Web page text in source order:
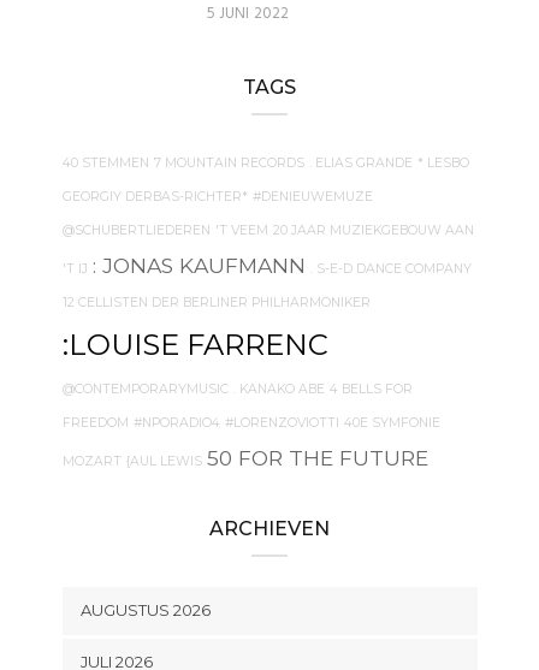
5 JUNI 2022
TAGS
40 STEMMEN 7 MOUNTAIN RECORDS . ELIAS GRANDE * LESBO
GEORGIY DERBAS-RICHTER* #DENIEUWEMUZE
@SCHUBERTLIEDEREN 'T VEEM 20 JAAR MUZIEKGEBOUW AAN
'T IJ : JONAS KAUFMANN . S-E-D DANCE COMPANY
12 CELLISTEN DER BERLINER PHILHARMONIKER
:LOUISE FARRENC
@CONTEMPORARYMUSIC . KANAKO ABE 4 BELLS FOR
FREEDOM #NPORADIO4 #LORENZOVIOTTI 40E SYMFONIE
MOZART {AUL LEWIS 50 FOR THE FUTURE
ARCHIEVEN
AUGUSTUS 2026
JULI 2026